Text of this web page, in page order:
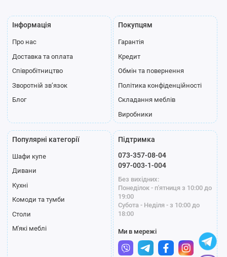
Інформація
Про нас
Доставка та оплата
Співробітництво
Зворотній зв’язок
Блог
Покупцям
Гарантія
Кредит
Обмін та повернення
Політика конфіденційності
Складання меблів
Виробники
Популярні категорії
Шафи купе
Дивани
Кухні
Комоди та тумби
Столи
М'які меблі
Підтримка
073-357-08-04
097-003-1-004
Без вихідних:
Понеділок - п'ятниця з 10:00 до
19:00
Субота - Неділя - з 10:00 до
18:00
Ми в мережі